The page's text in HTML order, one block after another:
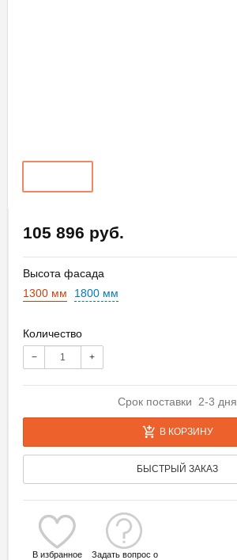
105 896 руб.
Высота фасада
1300 мм
1800 мм
Количество
− +
Срок поставки 2-3 дня
В КОРЗИНУ
БЫСТРЫЙ ЗАКАЗ
В избранное
Задать вопрос о